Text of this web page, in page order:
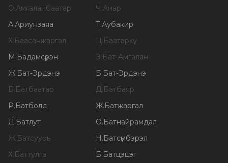
О.Амгаланбаатар Ч.Анар
А.Ариунзаяа Т.Аубакир
Х.Баасанжаргал Ц.Баатархүү
М.Бадамсүрэн Э.Бат-Амгалан
Ж.Бат-Эрдэнэ Б.Бат-Эрдэнэ
Б.Батбаатар Д.Батбаяр
Р.Батболд Ж.Батжаргал
Д.Батлут О.Батнайрамдал
Ж.Батсуурь Н.Батсүмбэрэл
Х.Баттулга Б.Батцэцэг